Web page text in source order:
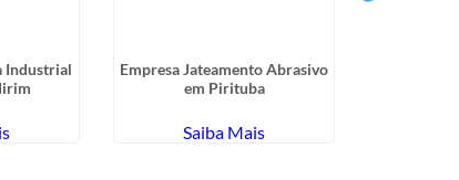
Industrial
Empresa Jateamento Abrasivo
em Pirituba
Saiba Mais